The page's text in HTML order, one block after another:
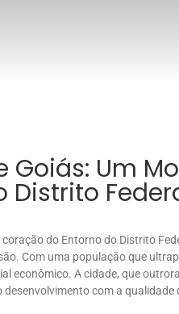
Goiás: Um
Distrito
do Entorno do Distrito
Com uma população que
econômico. A cidade, que
com a